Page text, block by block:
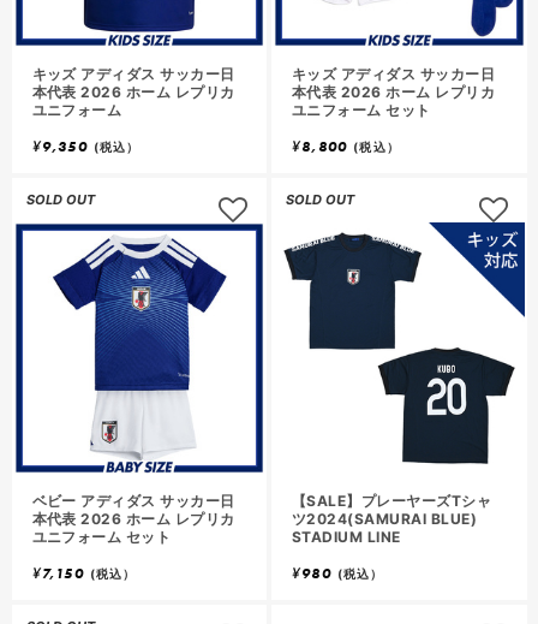
キッズ アディダス サッカー日
本代表 2026 ホーム レプリカ
ユニフォーム
¥9,350 (税込）
キッズ アディダス サッカー日
本代表 2026 ホーム レプリカ
ユニフォーム セット
¥8,800 (税込）
SOLD OUT
ベビー アディダス サッカー日
本代表 2026 ホーム レプリカ
ユニフォーム セット
¥7,150 (税込）
SOLD OUT
【SALE】プレーヤーズTシャ
ツ2024(SAMURAI BLUE)
STADIUM LINE
¥980 (税込）